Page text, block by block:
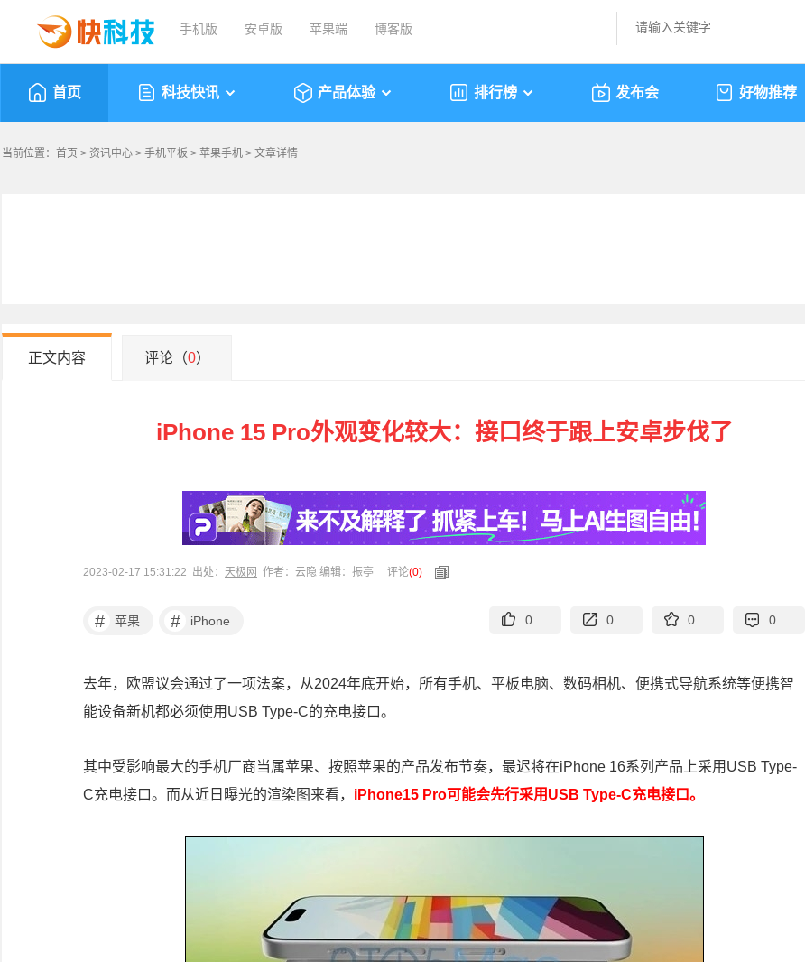
手机版 安卓版 苹果端 博客版
首页 科技快讯 产品体验 排行榜 发布会 好物推荐
当前位置： 首页 > 资讯中心 > 手机平板 > 苹果手机 > 文章详情
正文内容 评论（0）
iPhone 15 Pro外观变化较大：接口终于跟上安卓步伐了
2023-02-17 15:31:22 出处： 天极网 作者：云隐 编辑：振亭 评论(0)
# 苹果 # iPhone 0 0 0 0
去年，欧盟议会通过了一项法案，从2024年底开始，所有手机、平板电脑、数码相机、便携式导航系统等便携智
能设备新机都必须使用USB Type-C的充电接口。
其中受影响最大的手机厂商当属苹果、按照苹果的产品发布节奏，最迟将在iPhone 16系列产品上采用USB Type-
C充电接口。而从近日曝光的渲染图来看， iPhone15 Pro可能会先行采用USB Type-C充电接口。